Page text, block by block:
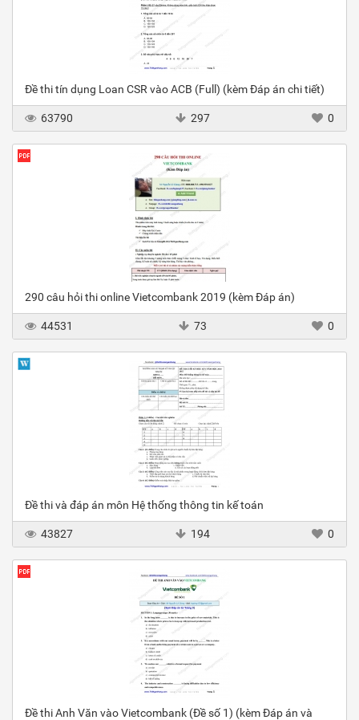
Đề thi tín dụng Loan CSR vào ACB (Full) (kèm Đáp án chi tiết)
63790 297 0
290 câu hỏi thi online Vietcombank 2019 (kèm Đáp án)
44531 73 0
Đề thi và đáp án môn Hệ thống thông tin kế toán
43827 194 0
Đề thi Anh Văn vào Vietcombank (Đề số 1) (kèm Đáp án và